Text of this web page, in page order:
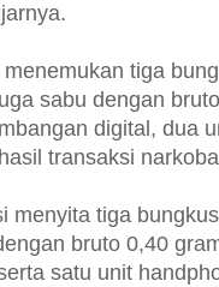
tiga
sabu dengan
digital, dua
transaksi
menyita tiga
bruto 0,40
satu unit